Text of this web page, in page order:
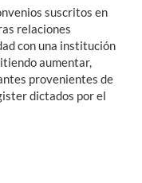
suscritos en
relaciones
con una institución
aumentar,
provenientes de
dictados por el